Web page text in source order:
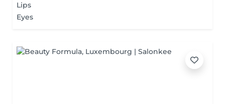
Lips
Eyes